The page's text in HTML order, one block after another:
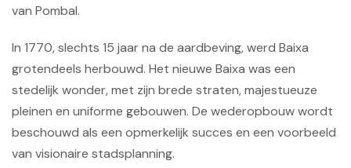
van Pombal.
In 1770, slechts 15 jaar na de aardbeving, werd Baixa
grotendeels herbouwd. Het nieuwe Baixa was een
stedelijk wonder, met zijn brede straten, majestueuze
pleinen en uniforme gebouwen. De wederopbouw wordt
beschouwd als een opmerkelijk succes en een voorbeeld
van visionaire stadsplanning.